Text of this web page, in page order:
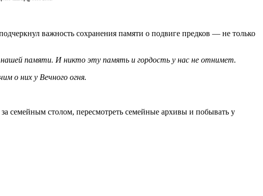
важность сохранения памяти о подвиге предков — не только
памяти. И никто эту память и гордость у нас не отнимет.
о них у Вечного огня.
семейным столом, пересмотреть семейные архивы и побывать у